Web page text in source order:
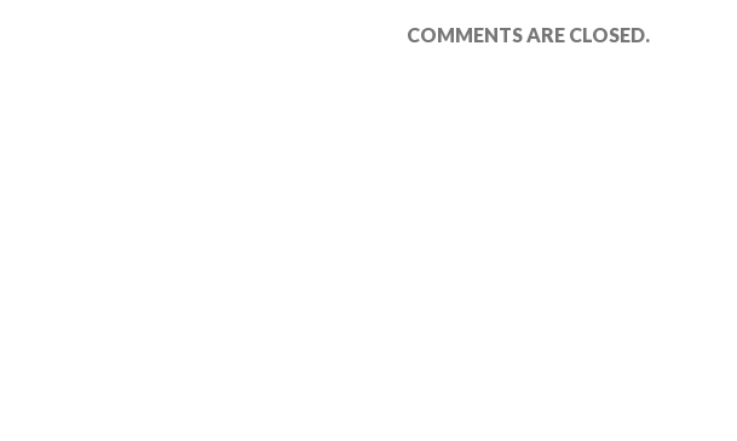
COMMENTS ARE CLOSED.